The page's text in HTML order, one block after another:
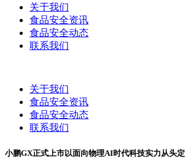
关于我们
食品安全资讯
食品安全动态
联系我们
关于我们
食品安全资讯
食品安全动态
联系我们
小鹏GX正式上市以面向物理AI时代科技实力从头定